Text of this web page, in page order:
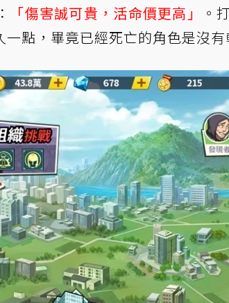
「傷害誠可貴，活命價更高」
。
點，畢竟已經死亡的角色是沒有